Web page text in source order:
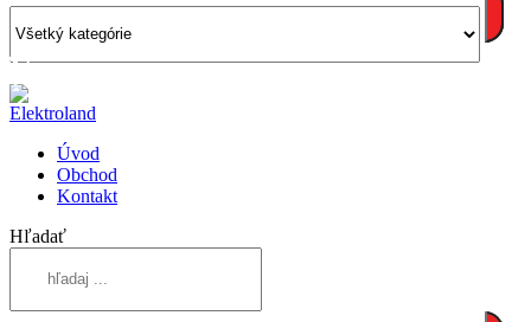
Úvod
Obchod
Kontakt
Hľadať